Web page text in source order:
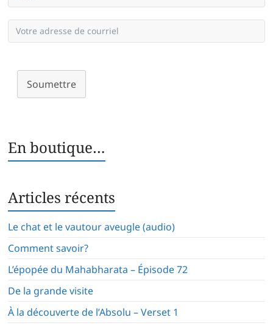
Soumettre
En boutique…
Articles récents
Le chat et le vautour aveugle (audio)
Comment savoir?
L’épopée du Mahabharata – Épisode 72
De la grande visite
À la découverte de l’Absolu – Verset 1